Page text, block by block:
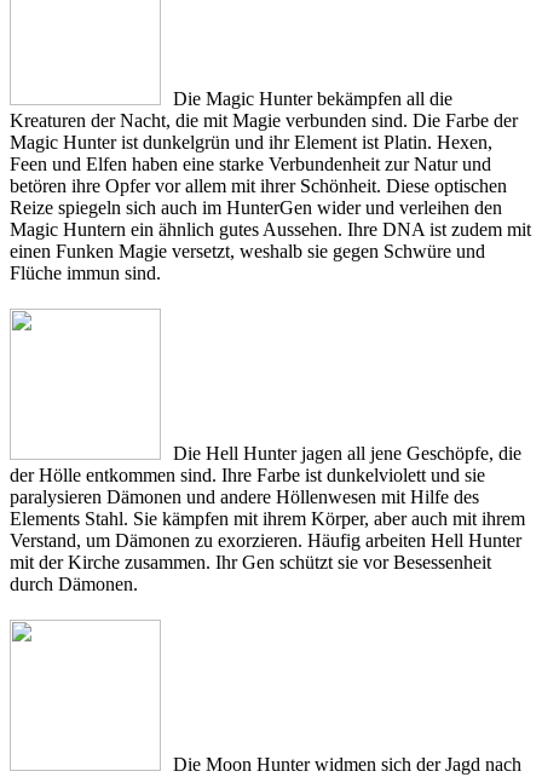
Die Magic Hunter bekämpfen all die
Kreaturen der Nacht, die mit Magie verbunden sind. Die Farbe der
Magic Hunter ist dunkelgrün und ihr Element ist Platin. Hexen,
Feen und Elfen haben eine starke Verbundenheit zur Natur und
betören ihre Opfer vor allem mit ihrer Schönheit. Diese optischen
Reize spiegeln sich auch im HunterGen wider und verleihen den
Magic Huntern ein ähnlich gutes Aussehen. Ihre DNA ist zudem mit
einen Funken Magie versetzt, weshalb sie gegen Schwüre und
Flüche immun sind.
Die Hell Hunter jagen all jene Geschöpfe, die
der Hölle entkommen sind. Ihre Farbe ist dunkelviolett und sie
paralysieren Dämonen und andere Höllenwesen mit Hilfe des
Elements Stahl. Sie kämpfen mit ihrem Körper, aber auch mit ihrem
Verstand, um Dämonen zu exorzieren. Häufig arbeiten Hell Hunter
mit der Kirche zusammen. Ihr Gen schützt sie vor Besessenheit
durch Dämonen.
Die Moon Hunter widmen sich der Jagd nach